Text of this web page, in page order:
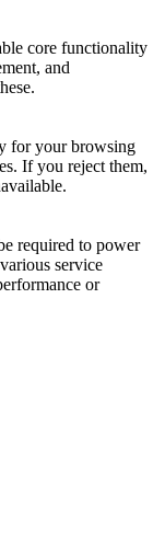
core functionality
and
for your browsing
If you reject them,
required to power
service
or